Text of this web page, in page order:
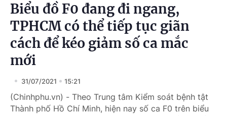
Biểu đồ F0 đang đi ngang,
TPHCM có thể tiếp tục giãn
cách để kéo giảm số ca mắc
mới
31/07/2021 15:21
(Chinhphu.vn) - Theo Trung tâm Kiểm soát bệnh tật
Thành phố Hồ Chí Minh, hiện nay số ca F0 trên biểu